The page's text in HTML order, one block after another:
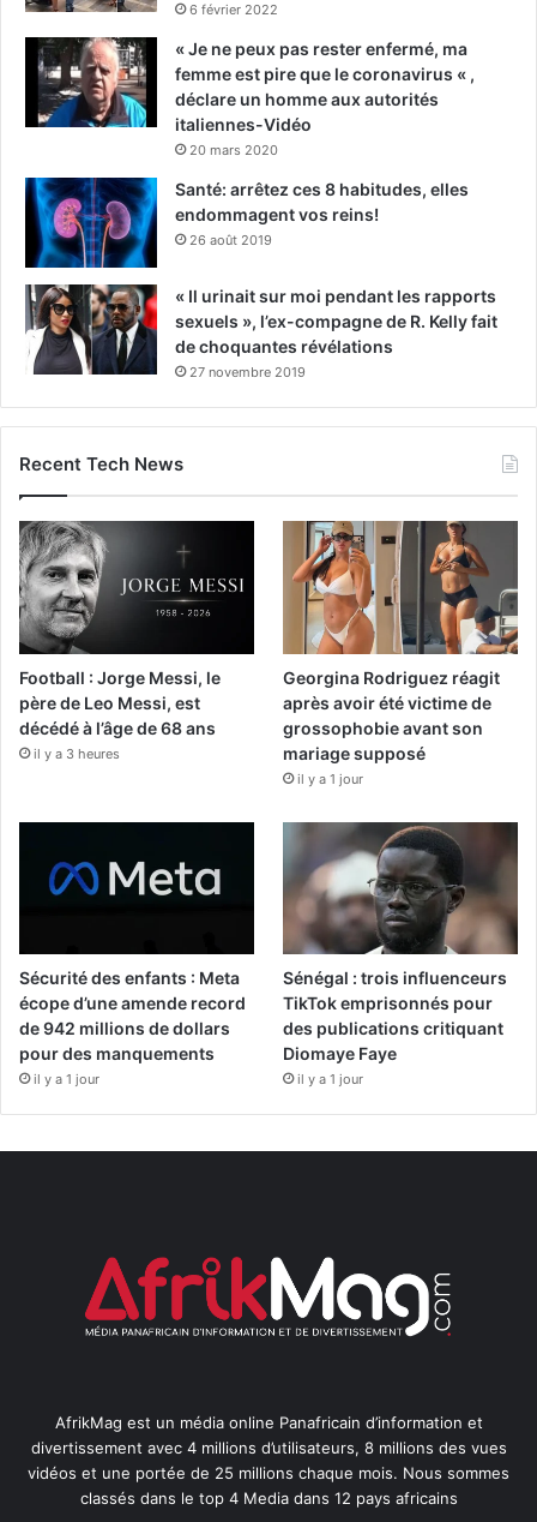
6 février 2022
« Je ne peux pas rester enfermé, ma
femme est pire que le coronavirus « ,
déclare un homme aux autorités
italiennes-Vidéo
20 mars 2020
Santé: arrêtez ces 8 habitudes, elles
endommagent vos reins!
26 août 2019
« Il urinait sur moi pendant les rapports
sexuels », l’ex-compagne de R. Kelly fait
de choquantes révélations
27 novembre 2019
Recent Tech News
Football : Jorge Messi, le
père de Leo Messi, est
décédé à l’âge de 68 ans
il y a 3 heures
Georgina Rodriguez réagit
après avoir été victime de
grossophobie avant son
mariage supposé
il y a 1 jour
Sécurité des enfants : Meta
écope d’une amende record
de 942 millions de dollars
pour des manquements
il y a 1 jour
Sénégal : trois influenceurs
TikTok emprisonnés pour
des publications critiquant
Diomaye Faye
il y a 1 jour
AfrikMag est un média online Panafricain d’information et
divertissement avec 4 millions d’utilisateurs, 8 millions des vues
vidéos et une portée de 25 millions chaque mois. Nous sommes
classés dans le top 4 Media dans 12 pays africains